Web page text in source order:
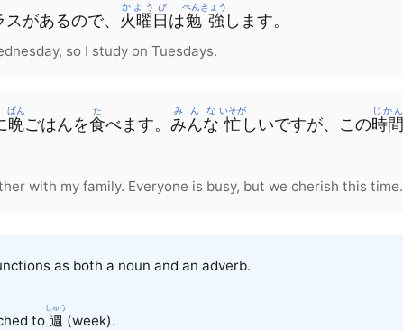
スがあるので、 火曜日
かようび
は勉強
べんきょう
します。
so I study on Tuesdays.
晩
ばん
ごはんを食
た
べます。 みんな
みんな
忙
いそが
しいですが、 この時間
じかん
with my family. Everyone is busy, but we cherish this time.
as both a noun and an adverb.
to 週
しゅう
(week).